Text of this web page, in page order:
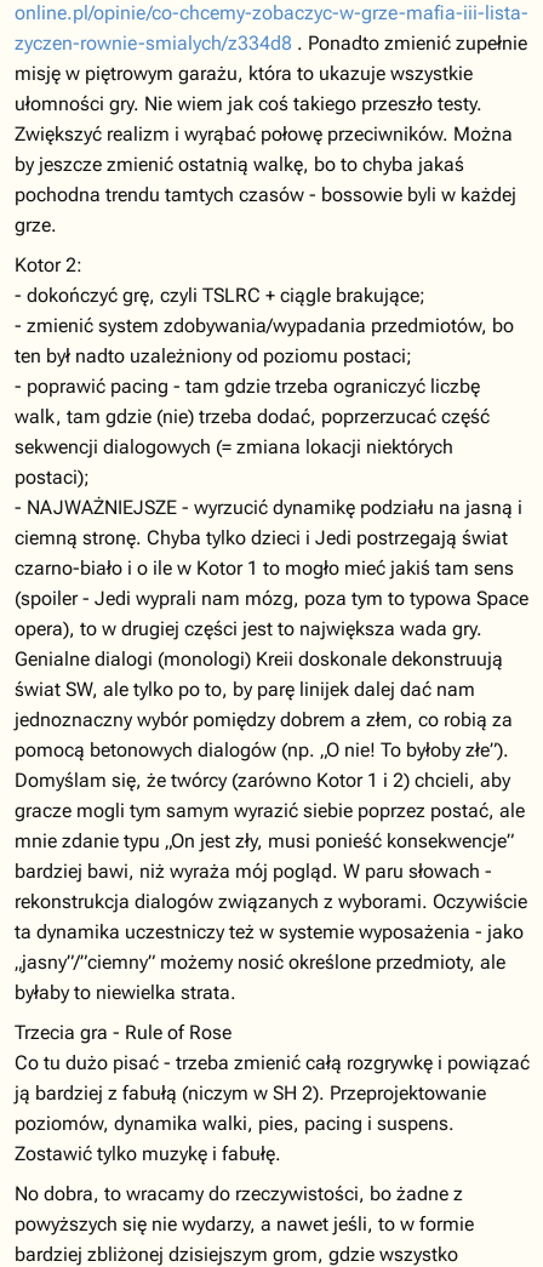
online.pl/opinie/co-chcemy-zobaczyc-w-grze-mafia-iii-lista-
zyczen-rownie-smialych/z334d8 . Ponadto zmienić zupełnie
misję w piętrowym garażu, która to ukazuje wszystkie
ułomności gry. Nie wiem jak coś takiego przeszło testy.
Zwiększyć realizm i wyrąbać połowę przeciwników. Można
by jeszcze zmienić ostatnią walkę, bo to chyba jakaś
pochodna trendu tamtych czasów - bossowie byli w każdej
grze.
Kotor 2:
- dokończyć grę, czyli TSLRC + ciągle brakujące;
- zmienić system zdobywania/wypadania przedmiotów, bo
ten był nadto uzależniony od poziomu postaci;
- poprawić pacing - tam gdzie trzeba ograniczyć liczbę
walk, tam gdzie (nie) trzeba dodać, poprzerzucać część
sekwencji dialogowych (= zmiana lokacji niektórych
postaci);
- NAJWAŻNIEJSZE - wyrzucić dynamikę podziału na jasną i
ciemną stronę. Chyba tylko dzieci i Jedi postrzegają świat
czarno-biało i o ile w Kotor 1 to mogło mieć jakiś tam sens
(spoiler - Jedi wyprali nam mózg, poza tym to typowa Space
opera), to w drugiej części jest to największa wada gry.
Genialne dialogi (monologi) Kreii doskonale dekonstruują
świat SW, ale tylko po to, by parę linijek dalej dać nam
jednoznaczny wybór pomiędzy dobrem a złem, co robią za
pomocą betonowych dialogów (np. „O nie! To byłoby złe”).
Domyślam się, że twórcy (zarówno Kotor 1 i 2) chcieli, aby
gracze mogli tym samym wyrazić siebie poprzez postać, ale
mnie zdanie typu „On jest zły, musi ponieść konsekwencje”
bardziej bawi, niż wyraża mój pogląd. W paru słowach -
rekonstrukcja dialogów związanych z wyborami. Oczywiście
ta dynamika uczestniczy też w systemie wyposażenia - jako
„jasny”/”ciemny” możemy nosić określone przedmioty, ale
byłaby to niewielka strata.
Trzecia gra - Rule of Rose
Co tu dużo pisać - trzeba zmienić całą rozgrywkę i powiązać
ją bardziej z fabułą (niczym w SH 2). Przeprojektowanie
poziomów, dynamika walki, pies, pacing i suspens.
Zostawić tylko muzykę i fabułę.
No dobra, to wracamy do rzeczywistości, bo żadne z
powyższych się nie wydarzy, a nawet jeśli, to w formie
bardziej zbliżonej dzisiejszym grom, gdzie wszystko